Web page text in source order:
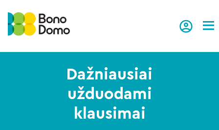
Dažniausiai
užduodami
klausimai